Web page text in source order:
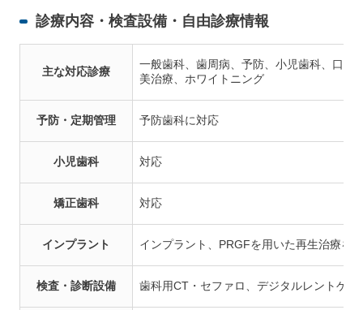
診療内容・検査設備・自由診療情報
主な対応診療
一般歯科、歯周病、予防、小児歯科、口腔
美治療、ホワイトニング
予防・定期管理 予防歯科に対応
小児歯科 対応
矯正歯科 対応
インプラント インプラント、PRGFを用いた再生治療を
検査・診断設備 歯科用CT・セファロ、デジタルレントゲ